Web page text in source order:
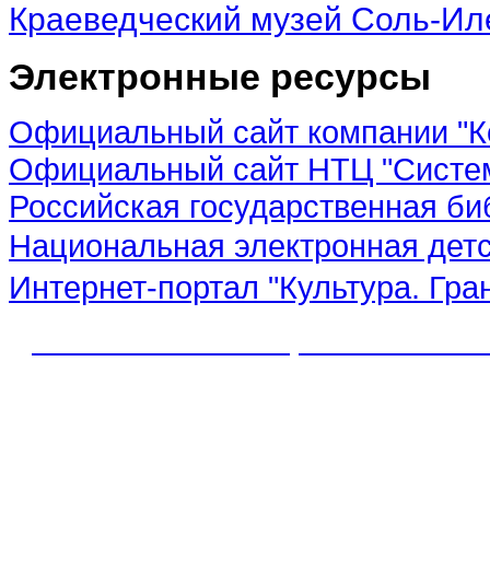
Краеведческий музей Соль-
Электронные ресурсы
Официальный сайт компании
Официальный сайт НТЦ
Российская государственная
Национальная электронная
Интернет-портал "Культура.